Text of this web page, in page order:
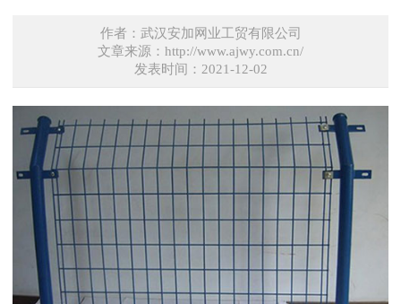
作者：武汉安加网业工贸有限公司
文章来源：http://www.ajwy.com.cn/
发表时间：2021-12-02